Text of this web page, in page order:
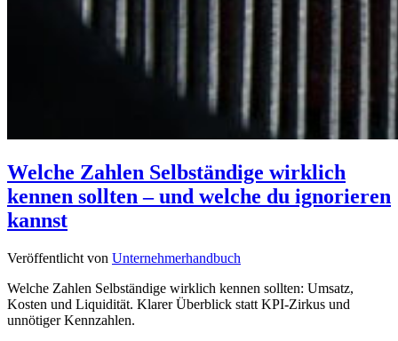
Welche Zahlen Selbständige wirklich
kennen sollten – und welche du ignorieren
kannst
Veröffentlicht von Unternehmerhandbuch
Welche Zahlen Selbständige wirklich kennen sollten: Umsatz,
Kosten und Liquidität. Klarer Überblick statt KPI-Zirkus und
unnötiger Kennzahlen.